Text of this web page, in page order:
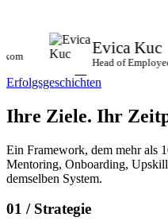
Evica Kuc
Head of Employee
Erfolgsgeschichten
Ihre Ziele. Ihr
Ein Framework, dem mehr als
Mentoring, Onboarding,
demselben System.
01 /Strategie